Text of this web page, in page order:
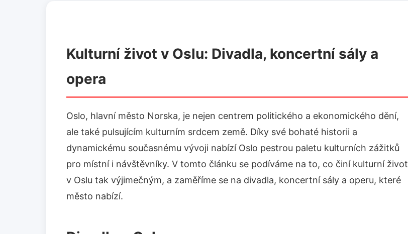
Kulturní život v Oslu: Divadla, koncertní sály a
opera
Oslo, hlavní město Norska, je nejen centrem politického a ekonomického dění,
ale také pulsujícím kulturním srdcem země. Díky své bohaté historii a
dynamickému současnému vývoji nabízí Oslo pestrou paletu kulturních zážitků
pro místní i návštěvníky. V tomto článku se podíváme na to, co činí kulturní život
v Oslu tak výjimečným, a zaměříme se na divadla, koncertní sály a operu, které
město nabízí.